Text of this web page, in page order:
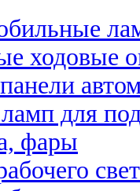
ходовые
для
фары